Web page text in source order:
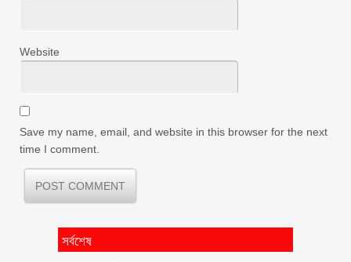
Website
Save my name, email, and website in this browser for the next
time I comment.
সর্বশেষ